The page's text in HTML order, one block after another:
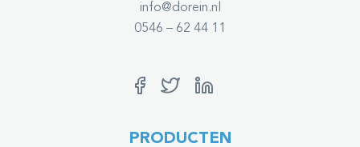
info@dorein.nl
0546 – 62 44 11
PRODUCTEN